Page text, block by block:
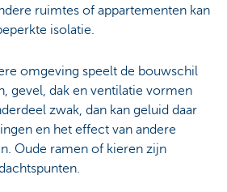
ruimtes of appartementen kan
isolatie.
omgeving speelt de bouwschil
gevel, dak en ventilatie vormen
zwak, dan kan geluid daar
en het effect van andere
Oude ramen of kieren zijn